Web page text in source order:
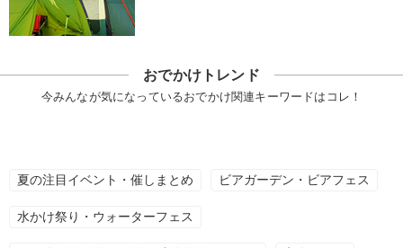
おでかけトレンド
今みんなが気になっているおでかけ関連キーワードはコレ！
夏の注目イベント・催しまとめ ビアガーデン・ビアフェス
水かけ祭り・ウォーターフェス